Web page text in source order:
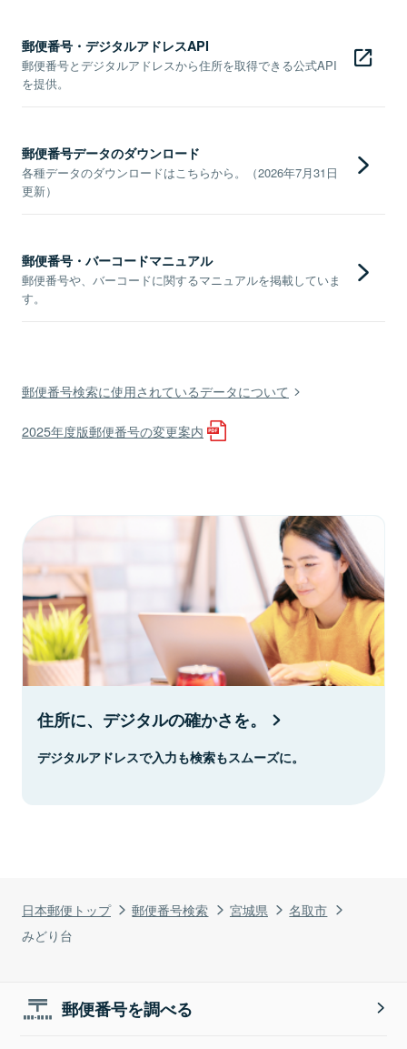
日本郵便トップ 郵便番号検索 宮城県
名取市
みどり台
郵便番号・デジタルアドレスAPI
郵便番号とデジタルアドレスから住所を取得できる公式API
を提供。
郵便番号データのダウンロード
各種データのダウンロードはこちらから。（2026年7月31日
更新）
郵便番号・バーコードマニュアル
郵便番号や、バーコードに関するマニュアルを掲載していま
す。
郵便番号検索に使用されているデータについて
2025年度版郵便番号の変更案内
住所に、デジタルの確かさを。
デジタルアドレスで入力も検索もスムーズに。
郵便番号を調べる